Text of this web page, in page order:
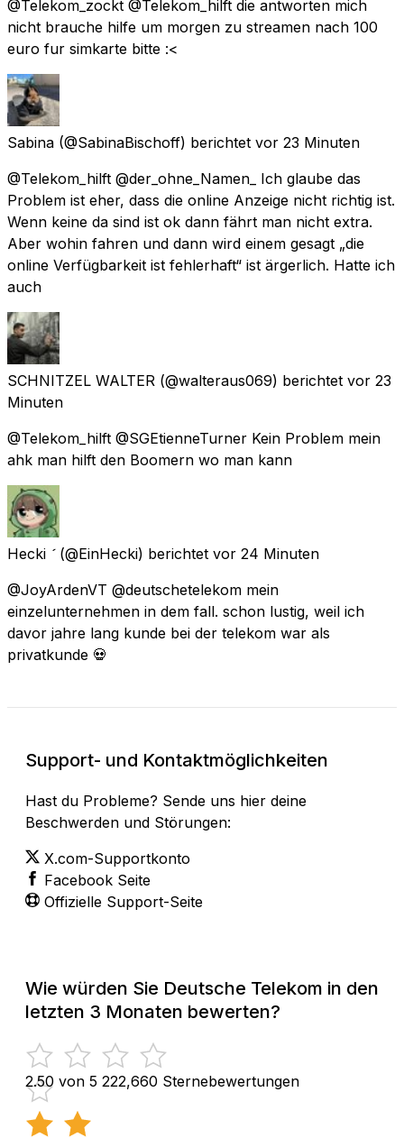
@Telekom_zockt @Telekom_hilft die antworten mich
nicht brauche hilfe um morgen zu streamen nach 100
euro fur simkarte bitte :<
Sabina (@SabinaBischoff) berichtet vor 23 Minuten
@Telekom_hilft @der_ohne_Namen_ Ich glaube das
Problem ist eher, dass die online Anzeige nicht richtig ist.
Wenn keine da sind ist ok dann fährt man nicht extra.
Aber wohin fahren und dann wird einem gesagt „die
online Verfügbarkeit ist fehlerhaft“ ist ärgerlich. Hatte ich
auch
SCHNITZEL WALTER (@walteraus069) berichtet vor 23
Minuten
@Telekom_hilft @SGEtienneTurner Kein Problem mein
ahk man hilft den Boomern wo man kann
Hecki  (@EinHecki) berichtet vor 24 Minuten
@JoyArdenVT @deutschetelekom mein
einzelunternehmen in dem fall. schon lustig, weil ich
davor jahre lang kunde bei der telekom war als
privatkunde 💀
Support- und Kontaktmöglichkeiten
Hast du Probleme? Sende uns hier deine
Beschwerden und Störungen:
X.com-Supportkonto
Facebook Seite
Offizielle Support-Seite
Wie würden Sie Deutsche Telekom in den
letzten 3 Monaten bewerten?
2.50 von 5 222,660 Sternebewertungen